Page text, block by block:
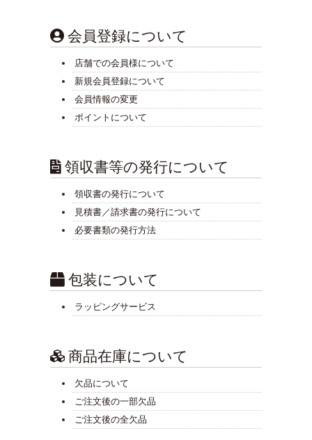
会員登録について
店舗での会員様について
新規会員登録について
会員情報の変更
ポイントについて
領収書等の発行について
領収書の発行について
見積書／請求書の発行について
必要書類の発行方法
包装について
ラッピングサービス
商品在庫について
欠品について
ご注文後の一部欠品
ご注文後の全欠品